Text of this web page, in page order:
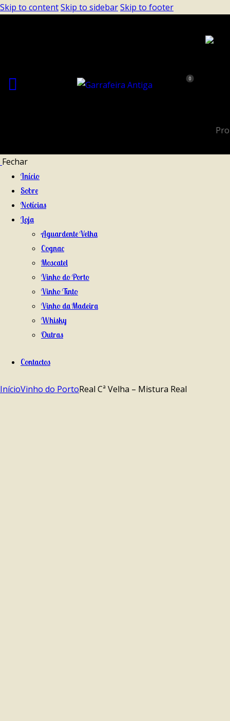
Skip to contentSkip to sidebarSkip to footer
0
Fechar
Início
Sobre
Notícias
Loja
Aguardente Velha
Cognac
Moscatel
Vinho do Porto
Vinho Tinto
Vinho da Madeira
Whisky
Outras
Contactos
InícioVinho do PortoReal Cª Velha – Mistura Real